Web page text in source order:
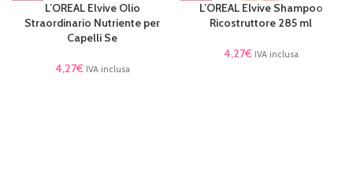
L’OREAL Elvive Olio
Straordinario Nutriente per
Capelli Se
4,27€ IVA inclusa
L’OREAL Elvive Shampoo
Ricostruttore 285 ml
4,27€ IVA inclusa